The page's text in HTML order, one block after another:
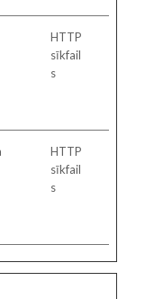
HTTP
sīkfail
s
HTTP
sīkfail
s